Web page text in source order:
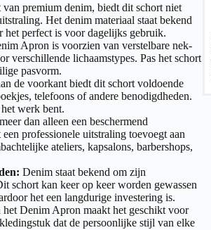
van premium denim, biedt dit schort niet
Het denim materiaal staat bekend
perfect is voor dagelijks gebruik.
Apron is voorzien van verstelbare nek-
verschillende lichaamstypes. Pas het schort
pasvorm.
de voorkant biedt dit schort voldoende
telefoons of andere benodigdheden.
werk bent.
dan alleen een beschermend
professionele uitstraling toevoegt aan
ateliers, kapsalons, barbershops,
Denim staat bekend om zijn
schort kan keer op keer worden gewassen
het een langdurige investering is.
Denim Apron maakt het geschikt voor
dat de persoonlijke stijl van elke